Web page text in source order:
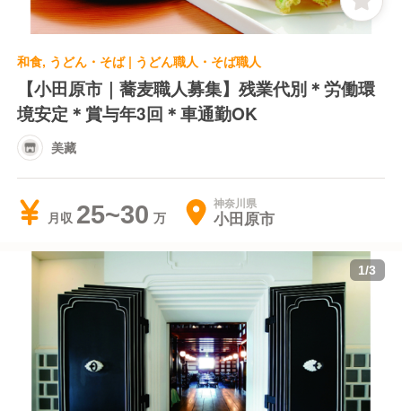
和食, うどん・そば | うどん職人・そば職人
【小田原市｜蕎麦職人募集】残業代別＊労働環
境安定＊賞与年3回＊車通勤OK
美藏
月収 25~30 神奈川県
小田原市
1/3